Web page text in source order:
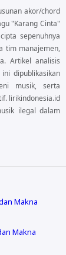
akor/chord
"Karang Cinta"
sepenuhnya
tim manajemen,
Artikel analisis
dipublikasikan
musik, serta
lirikindonesia.id
ilegal dalam
Makna
Makna